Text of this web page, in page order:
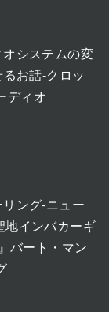
システムの変
お話-クロッ
ディオ
ング-ニュー
地インバカーギ
バート・マン